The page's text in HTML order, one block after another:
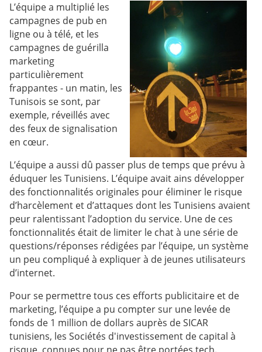
L’équipe a multiplié les
campagnes de pub en
ligne ou à télé, et les
campagnes de guérilla
marketing
particulièrement
frappantes - un matin, les
Tunisois se sont, par
exemple, réveillés avec
des feux de signalisation
en cœur.
L’équipe a aussi dû passer plus de temps que prévu à
éduquer les Tunisiens. L’équipe avait ains développer
des fonctionnalités originales pour éliminer le risque
d’harcèlement et d’attaques dont les Tunisiens avaient
peur ralentissant l’adoption du service. Une de ces
fonctionnalités était de limiter le chat à une série de
questions/réponses rédigées par l’équipe, un système
un peu compliqué à expliquer à de jeunes utilisateurs
d’internet.
Pour se permettre tous ces efforts publicitaire et de
marketing, l’équipe a pu compter sur une levée de
fonds de 1 million de dollars auprès de SICAR
tunisiens, les Sociétés d'investissement de capital à